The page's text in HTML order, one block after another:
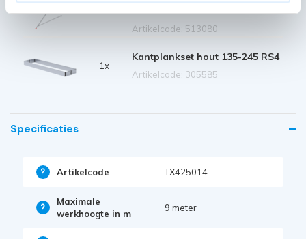
4x
standaard
Artikelcode: 513080
1x
Kantplankset hout 135-245 RS4
Artikelcode: 305585
Specificaties
Artikelcode TX425014
Maximale
werkhoogte in m
9 meter